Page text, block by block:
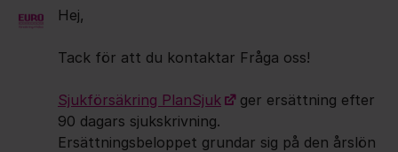
Hej,
Tack för att du kontaktar Fråga oss!
Sjukförsäkring PlanSjuk
ger ersättning efter
90 dagars sjukskrivning.
Ersättningsbeloppet grundar sig på den årslön